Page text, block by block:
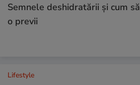
Semnele deshidratării și cum să
o previi
Lifestyle